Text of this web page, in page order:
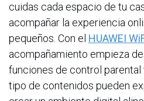
cuidas cada espacio de tu
acompañar la experiencia
pequeños. Con el HUAWEI
acompañamiento empieza
funciones de control
tipo de contenidos pueden